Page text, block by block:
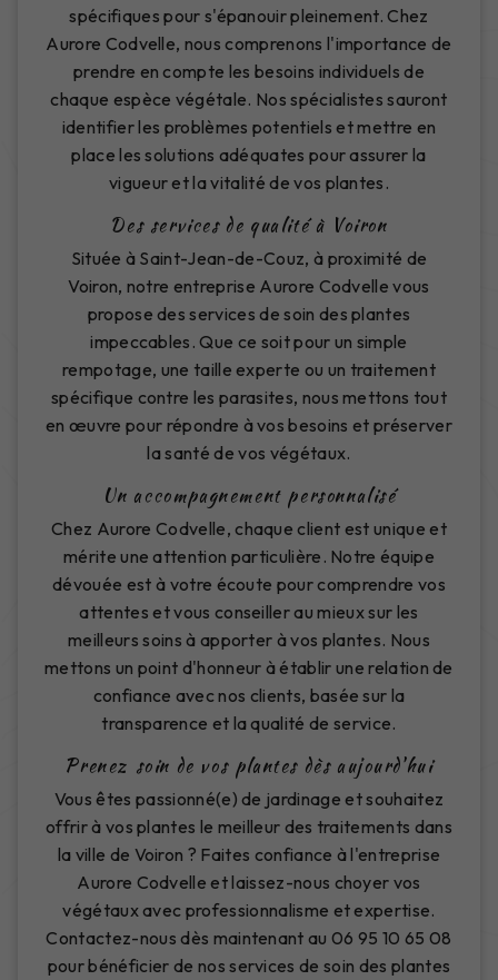
spécifiques pour s'épanouir pleinement. Chez
Aurore Codvelle, nous comprenons l'importance de
prendre en compte les besoins individuels de
chaque espèce végétale. Nos spécialistes sauront
identifier les problèmes potentiels et mettre en
place les solutions adéquates pour assurer la
vigueur et la vitalité de vos plantes.
Des services de qualité à Voiron
Située à Saint-Jean-de-Couz, à proximité de
Voiron, notre entreprise Aurore Codvelle vous
propose des services de soin des plantes
impeccables. Que ce soit pour un simple
rempotage, une taille experte ou un traitement
spécifique contre les parasites, nous mettons tout
en œuvre pour répondre à vos besoins et préserver
la santé de vos végétaux.
Un accompagnement personnalisé
Chez Aurore Codvelle, chaque client est unique et
mérite une attention particulière. Notre équipe
dévouée est à votre écoute pour comprendre vos
attentes et vous conseiller au mieux sur les
meilleurs soins à apporter à vos plantes. Nous
mettons un point d'honneur à établir une relation de
confiance avec nos clients, basée sur la
transparence et la qualité de service.
Prenez soin de vos plantes dès aujourd'hui
Vous êtes passionné(e) de jardinage et souhaitez
offrir à vos plantes le meilleur des traitements dans
la ville de Voiron ? Faites confiance à l'entreprise
Aurore Codvelle et laissez-nous choyer vos
végétaux avec professionnalisme et expertise.
Contactez-nous dès maintenant au 06 95 10 65 08
pour bénéficier de nos services de soin des plantes